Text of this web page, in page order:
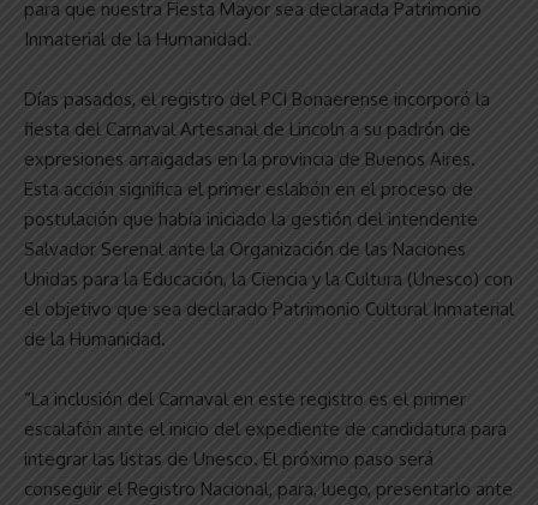
para que nuestra Fiesta Mayor sea declarada Patrimonio
Inmaterial de la Humanidad.
Días pasados, el registro del PCI Bonaerense incorporó la
fiesta del Carnaval Artesanal de Lincoln a su padrón de
expresiones arraigadas en la provincia de Buenos Aires.
Esta acción significa el primer eslabón en el proceso de
postulación que había iniciado la gestión del intendente
Salvador Serenal ante la Organización de las Naciones
Unidas para la Educación, la Ciencia y la Cultura (Unesco) con
el objetivo que sea declarado Patrimonio Cultural Inmaterial
de la Humanidad.
“La inclusión del Carnaval en este registro es el primer
escalafón ante el inicio del expediente de candidatura para
integrar las listas de Unesco. El próximo paso será
conseguir el Registro Nacional, para, luego, presentarlo ante